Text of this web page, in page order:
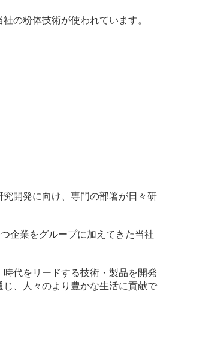
の粉体技術が使われています。
開発に向け、専門の部署が日々研
企業をグループに加えてきた当社
代をリードする技術・製品を開発
、人々のより豊かな生活に貢献で